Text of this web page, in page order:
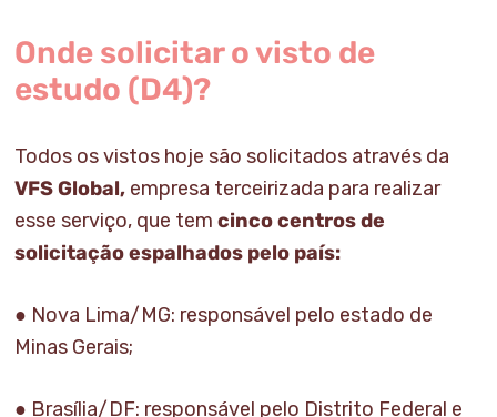
Onde solicitar o visto de
estudo (D4)?
Todos os vistos hoje são solicitados através da
VFS Global, empresa terceirizada para realizar
esse serviço, que tem cinco centros de
solicitação espalhados pelo país:
● Nova Lima/MG: responsável pelo estado de
Minas Gerais;
● Brasília/DF: responsável pelo Distrito Federal e